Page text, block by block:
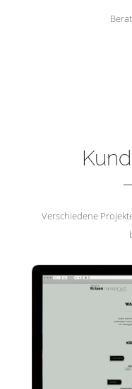
Verschiedene